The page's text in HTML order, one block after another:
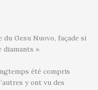
du Gesu Nuovo, façade si
diamants ».
été compris
y ont vu des